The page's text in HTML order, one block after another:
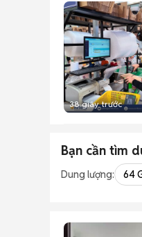
38 giây trước
Bạn cần tìm
Dung lượng: 64